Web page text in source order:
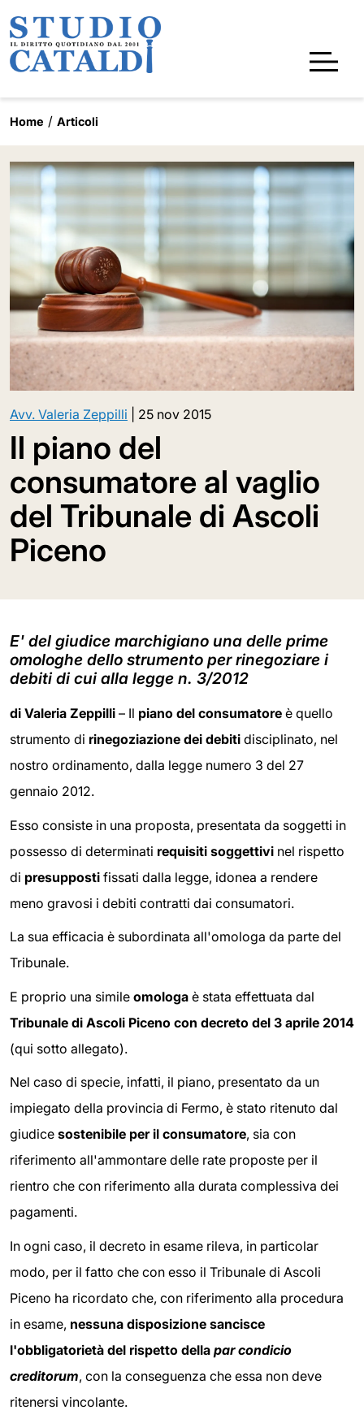
Home Articoli
Avv. Valeria Zeppilli 25 nov 2015
Il piano del
consumatore al vaglio
del Tribunale di Ascoli
Piceno
E' del giudice marchigiano una delle prime
omologhe dello strumento per rinegoziare i
debiti di cui alla legge n. 3/2012
di Valeria Zeppilli – Il piano del consumatore è quello
strumento di rinegoziazione dei debiti disciplinato, nel
nostro ordinamento, dalla legge numero 3 del 27
gennaio 2012.
Esso consiste in una proposta, presentata da soggetti in
possesso di determinati requisiti soggettivi nel rispetto
di presupposti fissati dalla legge, idonea a rendere
meno gravosi i debiti contratti dai consumatori.
La sua efficacia è subordinata all'omologa da parte del
Tribunale.
E proprio una simile omologa è stata effettuata dal
Tribunale di Ascoli Piceno con decreto del 3 aprile 2014
(qui sotto allegato).
Nel caso di specie, infatti, il piano, presentato da un
impiegato della provincia di Fermo, è stato ritenuto dal
giudice sostenibile per il consumatore, sia con
riferimento all'ammontare delle rate proposte per il
rientro che con riferimento alla durata complessiva dei
pagamenti.
In ogni caso, il decreto in esame rileva, in particolar
modo, per il fatto che con esso il Tribunale di Ascoli
Piceno ha ricordato che, con riferimento alla procedura
in esame, nessuna disposizione sancisce
l'obbligatorietà del rispetto della par condicio
creditorum, con la conseguenza che essa non deve
ritenersi vincolante.